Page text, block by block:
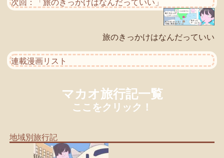
旅のきっかけはなんだっていい
連載漫画リスト
マカオ旅行記一覧
ここをクリック！
地域別旅行記